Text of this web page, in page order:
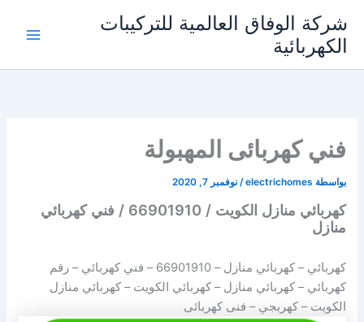
المحتوى
شركة الوفاق العالمية للتركيبات
الكهربائية
فني كهربائى المهبولة
بواسطة electrichomes
/نوفمبر 7, 2020
كهربائي منازل الكويت / 66901910 / فني كهربائي
منازل
كهربائي – كهربائي منازل –66901910 – فني كهربائي – رقم
كهربائي – كهربائي منازل – كهربائي الكويت – كهربائي منازل
الكويت – كهربجي – فنى كهربائى